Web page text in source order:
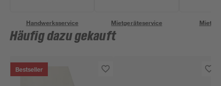
Handwerksservice Mietgeräteservice
Häufig dazu gekauft
Bestseller